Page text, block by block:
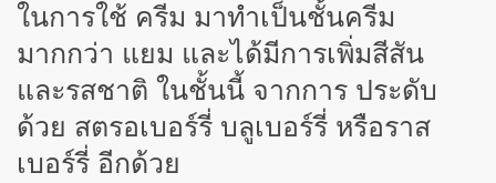
ในการใช้ ครีม มาทำเป็นชั้นครีม
มากกว่า แยม และได้มีการเพิ่มสีสัน
และรสชาติ ในชั้นนี้ จากการ ประดับ
ด้วย สตรอเบอร์รี่ บลูเบอร์รี่ หรือราส
เบอร์รี่ อีกด้วย